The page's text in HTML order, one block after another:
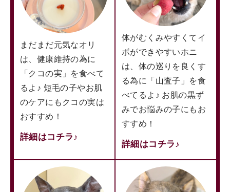
まだまだ元気なオリ
は、健康維持の為に
「クコの実」を食べて
るよ♪ 短毛の子やお肌
のケアにもクコの実は
おすすめ！
詳細はコチラ♪
体がむくみやすくてイ
ボができやすいホニ
は、体の巡りを良くす
る為に「山査子」を食
べてるよ♪ お肌の黒ず
みでお悩みの子にもお
すすめ！
詳細はコチラ♪